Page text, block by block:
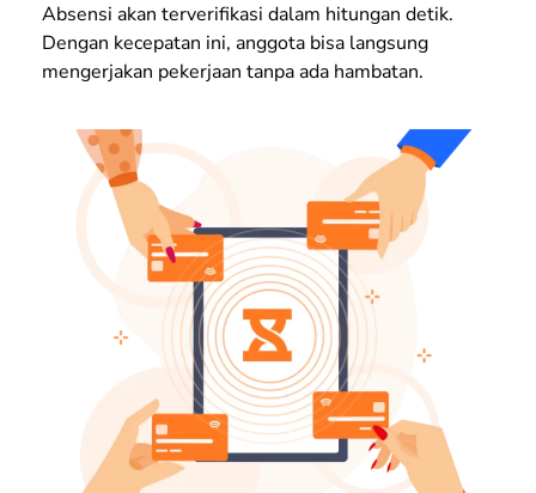
Absensi akan terverifikasi dalam hitungan detik.
Dengan kecepatan ini, anggota bisa langsung
mengerjakan pekerjaan tanpa ada hambatan.